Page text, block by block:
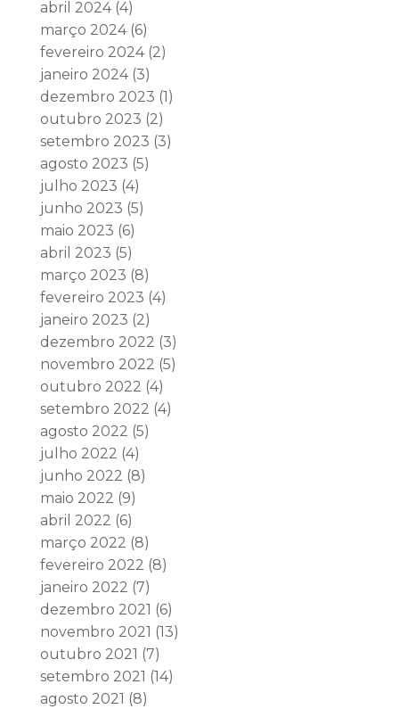
abril 2024(4)
março 2024(6)
fevereiro 2024(2)
janeiro 2024(3)
dezembro 2023 (1)
outubro 2023 (2)
setembro 2023 (3)
agosto 2023 (5)
julho 2023 (4)
junho 2023 (5)
maio 2023 (6)
abril 2023 (5)
março 2023 (8)
fevereiro 2023 (4)
janeiro 2023 (2)
dezembro 2022 (3)
novembro 2022 (5)
outubro 2022 (4)
setembro 2022 (4)
agosto 2022 (5)
julho 2022 (4)
junho 2022 (8)
maio 2022 (9)
abril 2022 (6)
março 2022 (8)
fevereiro 2022 (8)
janeiro 2022 (7)
dezembro 2021 (6)
novembro 2021 (13)
outubro 2021 (7)
setembro 2021 (14)
agosto 2021 (8)